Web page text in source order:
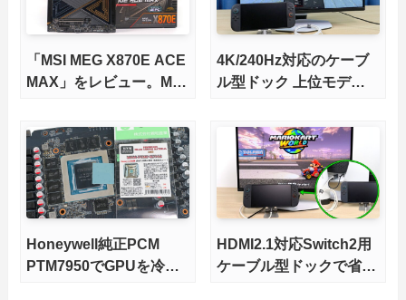
「MSI MEG X870E ACE
MAX」をレビュー。M.2
版X870Eマザーボードを
徹底検証
4K/240Hz対応のケーブ
ル型ドック 上位モデル
ゲーミングノートPCの
併用にオススメ！
Honeywell純正PCM
PTM7950でGPUを冷や
HDMI2.1対応Switch2用
ケーブル型ドックで省ス